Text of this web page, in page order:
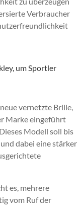
Verbraucher
um Sportler
vernetzte Brille,
Marke eingeführt
Modell soll bis
dabei eine stärker
es, mehrere
vom Ruf der